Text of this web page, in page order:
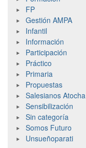
FP
Gestión AMPA
Infantil
Información
Participación
Práctico
Primaria
Propuestas
Salesianos Atocha
Sensibilización
Sin categoría
Somos Futuro
Unsueñoparati